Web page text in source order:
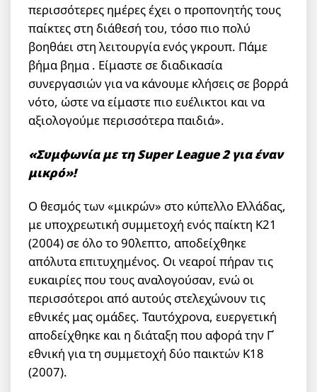
περισσότερες ημέρες έχει ο προπονητής τους
παίκτες στη διάθεσή του, τόσο πιο πολύ
βοηθάει στη λειτουργία ενός γκρουπ. Πάμε
βήμα βημα . Είμαστε σε διαδικασία
συνεργασιών για να κάνουμε κλήσεις σε βορρά
νότο, ώστε να είμαστε πιο ευέλικτοι και να
αξιολογούμε περισσότερα παιδιά».
«Συμφωνία με τη SuperLeague2 για έναν
μικρό»!
Ο θεσμός των «μικρών» στο κύπελλο Ελλάδας,
με υποχρεωτική συμμετοχή ενός παίκτη Κ21
(2004) σε όλο το 90λεπτο, αποδείχθηκε
απόλυτα επιτυχημένος. Οι νεαροί πήραν τις
ευκαιρίες που τους αναλογούσαν, ενώ οι
περισσότεροι από αυτούς στελεχώνουν τις
εθνικές μας ομάδες. Ταυτόχρονα, ευεργετική
αποδείχθηκε και η διάταξη που αφορά την Γ΄
εθνική για τη συμμετοχή δύο παικτών Κ18
(2007).